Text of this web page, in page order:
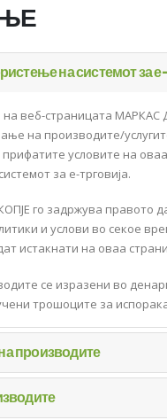
на системот за
на веб-страницата МАРКАС
на производите/
прифатите условите на
за е-трговија.
го задржува правото
и услови во секое
истакнати на оваа
се изразени во
трошоците за
производите